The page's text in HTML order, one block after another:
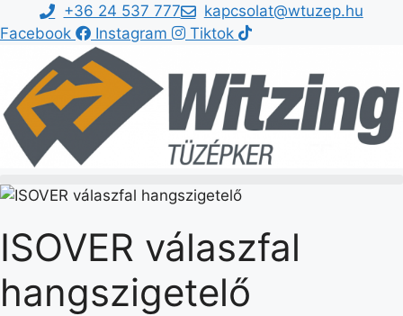
Kilépés
a
tartalomba
+36 24 537 777
kapcsolat@wtuzep.hu
Facebook
Instagram Tiktok
ISOVER válaszfal
hangszigetelő